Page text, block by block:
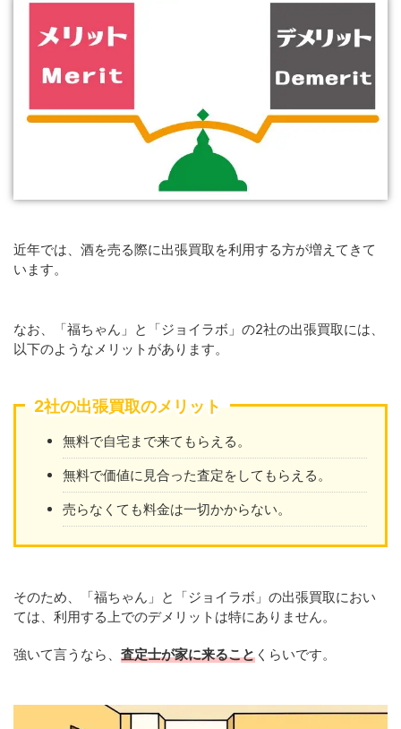
近年では、酒を売る際に出張買取を利用する方が増えてきて
います。
なお、「福ちゃん」と「ジョイラボ」の2社の出張買取には、
以下のようなメリットがあります。
2社の出張買取のメリット
無料で自宅まで来てもらえる。
無料で価値に見合った査定をしてもらえる。
売らなくても料金は一切かからない。
そのため、「福ちゃん」と「ジョイラボ」の出張買取におい
ては、利用する上でのデメリットは特にありません。
強いて言うなら、 査定士が家に来ること くらいです。